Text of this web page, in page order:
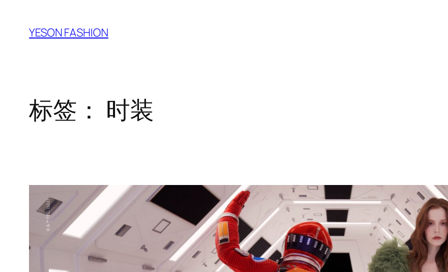
YESON FASHION
标签： 时装